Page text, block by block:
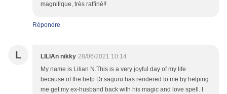
magnifique, très raffiné!!
Répondre
L LILIAn nikky 28/06/2021 10:14
My name is Lilian N.This is a very joyful day of my life
because of the help Dr.saguru has rendered to me by helping
me get my ex-husband back with his magic and love spell. I